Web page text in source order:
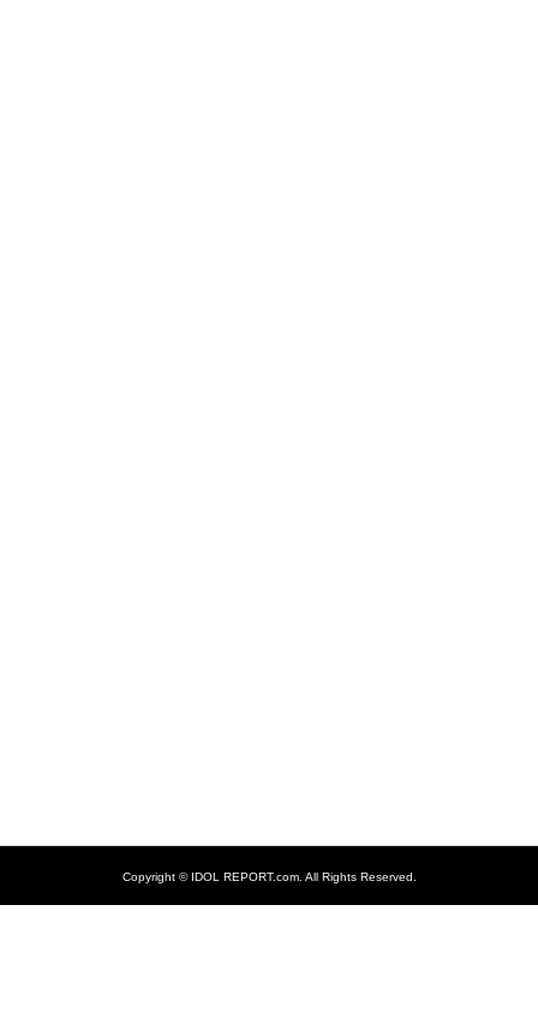
Copyright ©IDOL REPORT.com. All Rights Reserved.